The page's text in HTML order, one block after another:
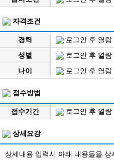
자격조건
경력
로그인 후 열람
성별
로그인 후 열람
나이
로그인 후 열람
접수방법
접수기간 로그인 후 열람
상세요강
상세내용 입력시 아래 내용들을 상